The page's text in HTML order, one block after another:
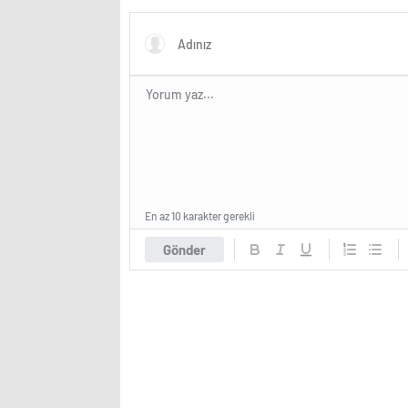
Gönder
En az 10 karakter gerekli